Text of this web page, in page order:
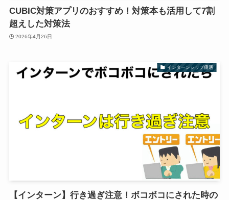
CUBIC対策アプリのおすすめ！対策本も活用して7割
超えした対策法
2026年4月26日
インターンシップ優遇
【インターン】行き過ぎ注意！ボコボコにされた時の